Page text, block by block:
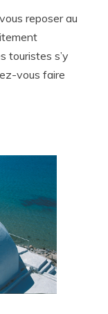
reposer au
touristes s’y
vous faire